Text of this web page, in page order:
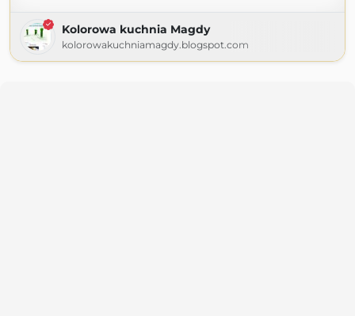
Kolorowa kuchnia Magdy
kolorowakuchniamagdy.blogspot.com